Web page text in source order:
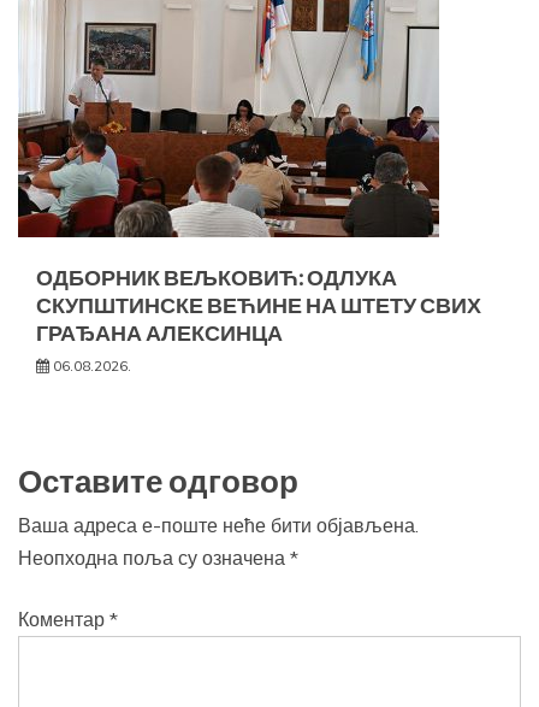
ОДБОРНИК ВЕЉКОВИЋ: ОДЛУКА
СКУПШТИНСКЕ ВЕЋИНЕ НА ШТЕТУ СВИХ
ГРАЂАНА АЛЕКСИНЦА
06.08.2026.
Оставите одговор
Ваша адреса е-поште неће бити објављена.
Неопходна поља су означена *
Коментар *